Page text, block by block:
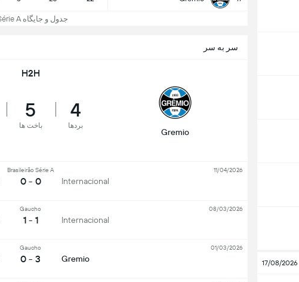
17/08/2026
جدول و جایگاه Série A
سر به سر
H2H
Gremio
4
بردها
5
باخت ها
Internacional
Brasileirão Série A
0 - 0
11/04/2026
Internacional
Gaucho
1 - 1
08/03/2026
Gremio
Gaucho
3 - 0
01/03/2026